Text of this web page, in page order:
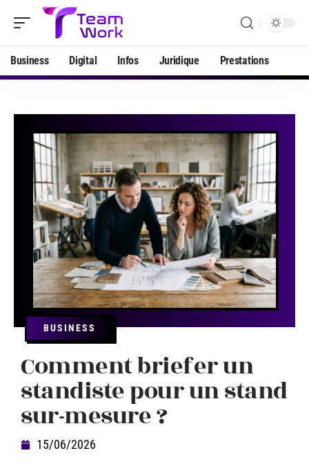
Business Digital Infos Juridique Prestations
BUSINESS
Comment briefer un
standiste pour un stand
sur-mesure ?
15/06/2026